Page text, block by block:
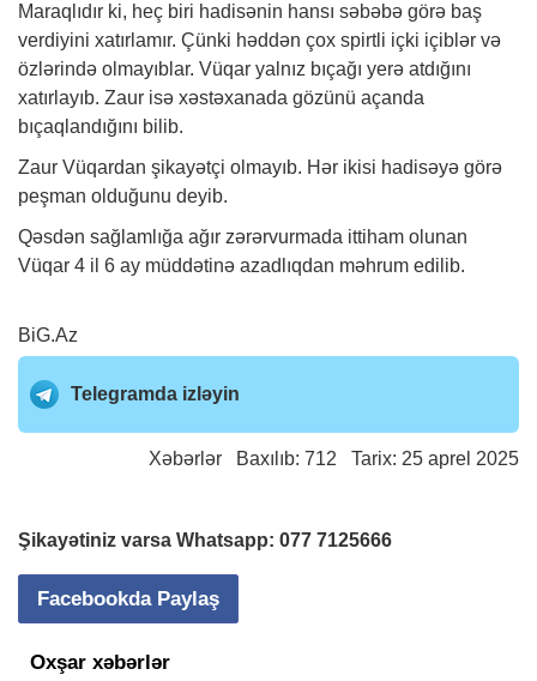
Maraqlıdır ki, heç biri hadisənin hansı səbəbə görə baş
verdiyini xatırlamır. Çünki həddən çox spirtli içki içiblər və
özlərində olmayıblar. Vüqar yalnız bıçağı yerə atdığını
xatırlayıb. Zaur isə xəstəxanada gözünü açanda
bıçaqlandığını bilib.
Zaur Vüqardan şikayətçi olmayıb. Hər ikisi hadisəyə görə
peşman olduğunu deyib.
Qəsdən sağlamlığa ağır zərərvurmada ittiham olunan
Vüqar 4 il 6 ay müddətinə azadlıqdan məhrum edilib.
BiG.Az
Telegramda izləyin
Xəbərlər Baxılıb: 712 Tarix: 25 aprel 2025
Şikayətiniz varsa Whatsapp: 077 7125666
Facebookda Paylaş
Oxşar xəbərlər